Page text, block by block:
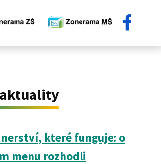
které funguje: o
menu rozhodli